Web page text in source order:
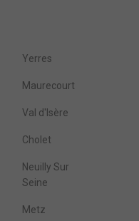
Yerres
Maurecourt
Val d'Isère
Cholet
Neuilly Sur
Seine
Metz